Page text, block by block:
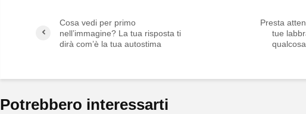
Cosa vedi per primo
nell’immagine? La tua risposta ti
dirà com’è la tua autostima
Presta
tue
Potrebbero interessarti